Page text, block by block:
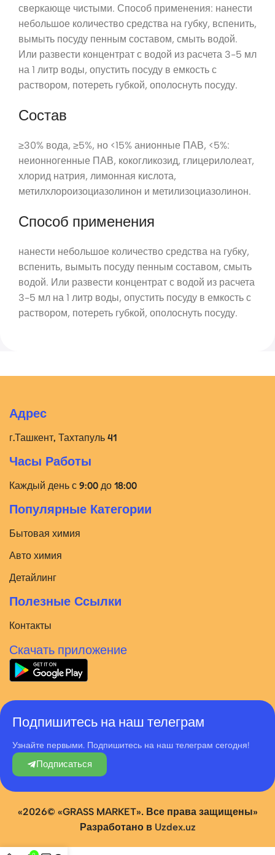
сверкающе чистыми. Способ применения: нанести
небольшое количество средства на губку, вспенить,
вымыть посуду пенным составом, смыть водой.
Или развести концентрат с водой из расчета 3-5 мл
на 1 литр воды, опустить посуду в емкость с
раствором, потереть губкой, ополоснуть посуду.
Состав
≥30% вода, ≥5%, но <15% анионные ПАВ, <5%:
неионногенные ПАВ, кокогликозид, глицерилолеат,
хлорид натрия, лимонная кислота,
метилхлороизоциазолинон и метилизоциазолинон.
Способ применения
нанести небольшое количество средства на губку,
вспенить, вымыть посуду пенным составом, смыть
водой. Или развести концентрат с водой из расчета
3-5 мл на 1 литр воды, опустить посуду в емкость с
раствором, потереть губкой, ополоснуть посуду.
Адрес
г.Ташкент, Тахтапуль 41
Часы Работы
Каждый день с 9:00 до 18:00
Популярные Категории
Бытовая химия
Авто химия
Детайлинг
Полезные Ссылки
Контакты
Скачать приложение
Подпишитесь на наш телеграм
Узнайте первыми. Подпишитесь на наш телеграм сегодня!
Подписаться
«2026© «GRASS MARKET». Все права защищены»
Разработано в Uzdex.uz